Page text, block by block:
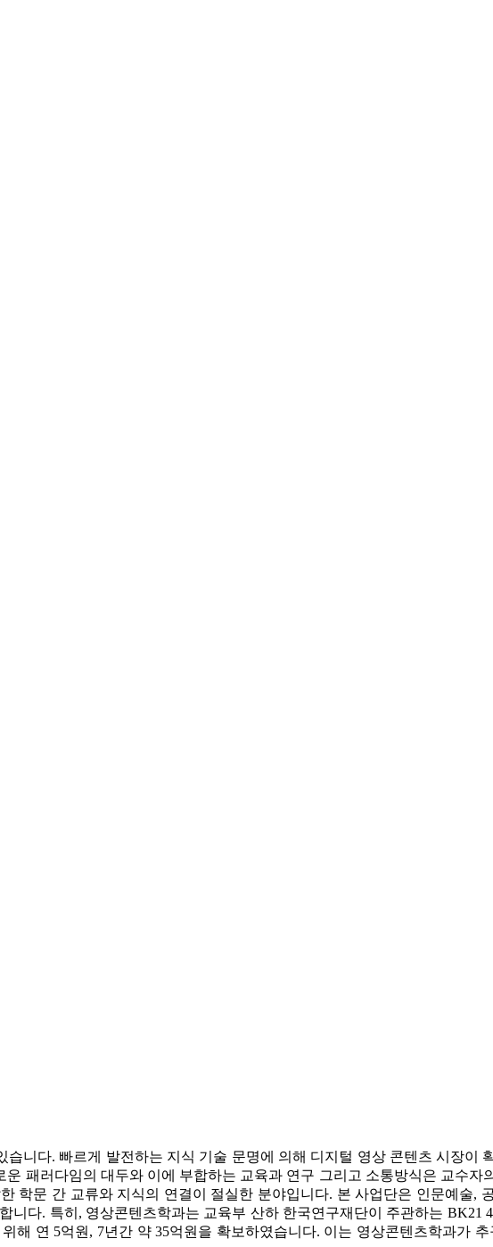
니다. 빠르게 발전하는 지식 기술 문명에 의해 디지털 영상 콘텐츠 시장이
패러다임의 대두와 이에 부합하는 교육과 연구 그리고 소통방식은 교수자
학문 간 교류와 지식의 연결이 절실한 분야입니다. 본 사업단은 인문예술,
니다. 특히, 영상콘텐츠학과는 교육부 산하 한국연구재단이 주관하는 BK21
해 연 5억원, 7년간 약 35억원을 확보하였습니다. 이는 영상콘텐츠학과가